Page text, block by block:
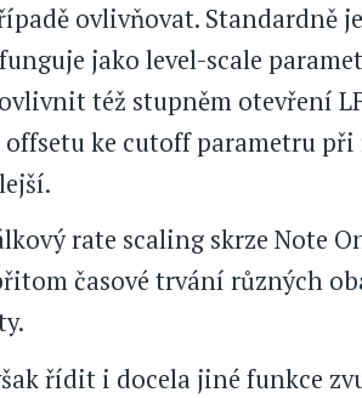
ovlivňovat. Standardně
jako level-scale
též stupněm otevření
ke cutoff parametru při
rate scaling skrze Note
časové trvání různých
řídit i docela jiné funkce